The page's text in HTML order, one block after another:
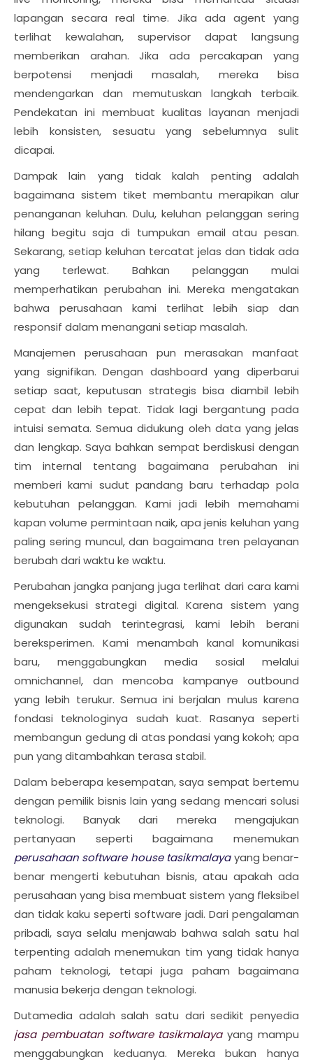
lapangan secara real time. Jika ada agent yang
terlihat kewalahan, supervisor dapat langsung
memberikan arahan. Jika ada percakapan yang
berpotensi menjadi masalah, mereka bisa
mendengarkan dan memutuskan langkah terbaik.
Pendekatan ini membuat kualitas layanan menjadi
lebih konsisten, sesuatu yang sebelumnya sulit
dicapai.
Dampak lain yang tidak kalah penting adalah
bagaimana sistem tiket membantu merapikan alur
penanganan keluhan. Dulu, keluhan pelanggan sering
hilang begitu saja di tumpukan email atau pesan.
Sekarang, setiap keluhan tercatat jelas dan tidak ada
yang terlewat. Bahkan pelanggan mulai
memperhatikan perubahan ini. Mereka mengatakan
bahwa perusahaan kami terlihat lebih siap dan
responsif dalam menangani setiap masalah.
Manajemen perusahaan pun merasakan manfaat
yang signifikan. Dengan dashboard yang diperbarui
setiap saat, keputusan strategis bisa diambil lebih
cepat dan lebih tepat. Tidak lagi bergantung pada
intuisi semata. Semua didukung oleh data yang jelas
dan lengkap. Saya bahkan sempat berdiskusi dengan
tim internal tentang bagaimana perubahan ini
memberi kami sudut pandang baru terhadap pola
kebutuhan pelanggan. Kami jadi lebih memahami
kapan volume permintaan naik, apa jenis keluhan yang
paling sering muncul, dan bagaimana tren pelayanan
berubah dari waktu ke waktu.
Perubahan jangka panjang juga terlihat dari cara kami
mengeksekusi strategi digital. Karena sistem yang
digunakan sudah terintegrasi, kami lebih berani
bereksperimen. Kami menambah kanal komunikasi
baru, menggabungkan media sosial melalui
omnichannel, dan mencoba kampanye outbound
yang lebih terukur. Semua ini berjalan mulus karena
fondasi teknologinya sudah kuat. Rasanya seperti
membangun gedung di atas pondasi yang kokoh; apa
pun yang ditambahkan terasa stabil.
Dalam beberapa kesempatan, saya sempat bertemu
dengan pemilik bisnis lain yang sedang mencari solusi
teknologi. Banyak dari mereka mengajukan
pertanyaan seperti bagaimana menemukan
perusahaan software house tasikmalayayang benar-
benar mengerti kebutuhan bisnis, atau apakah ada
perusahaan yang bisa membuat sistem yang fleksibel
dan tidak kaku seperti software jadi. Dari pengalaman
pribadi, saya selalu menjawab bahwa salah satu hal
terpenting adalah menemukan tim yang tidak hanya
paham teknologi, tetapi juga paham bagaimana
manusia bekerja dengan teknologi.
Dutamedia adalah salah satu dari sedikit penyedia
jasa pembuatan software tasikmalayayang mampu
menggabungkan keduanya. Mereka bukan hanya